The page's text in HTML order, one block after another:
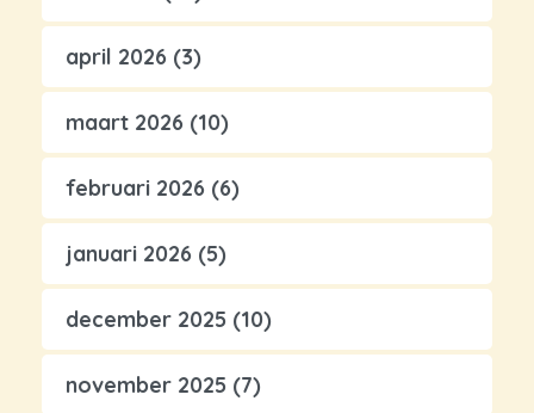
april 2026 (3)
maart 2026 (10)
februari 2026 (6)
januari 2026 (5)
december 2025 (10)
november 2025 (7)